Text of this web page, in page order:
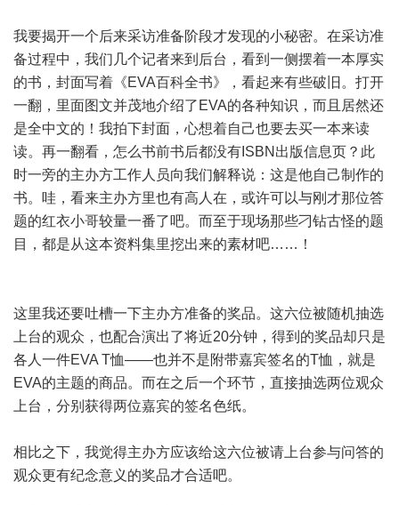
我要揭开一个后来采访准备阶段才发现的小秘密。在采访准
备过程中，我们几个记者来到后台，看到一侧摆着一本厚实
的书，封面写着《EVA百科全书》，看起来有些破旧。打开
一翻，里面图文并茂地介绍了EVA的各种知识，而且居然还
是全中文的！我拍下封面，心想着自己也要去买一本来读
读。再一翻看，怎么书前书后都没有ISBN出版信息页？此
时一旁的主办方工作人员向我们解释说：这是他自己制作的
书。哇，看来主办方里也有高人在，或许可以与刚才那位答
题的红衣小哥较量一番了吧。而至于现场那些刁钻古怪的题
目，都是从这本资料集里挖出来的素材吧……！
这里我还要吐槽一下主办方准备的奖品。这六位被随机抽选
上台的观众，也配合演出了将近20分钟，得到的奖品却只是
各人一件EVA T恤——也并不是附带嘉宾签名的T恤，就是
EVA的主题的商品。而在之后一个环节，直接抽选两位观众
上台，分别获得两位嘉宾的签名色纸。
相比之下，我觉得主办方应该给这六位被请上台参与问答的
观众更有纪念意义的奖品才合适吧。